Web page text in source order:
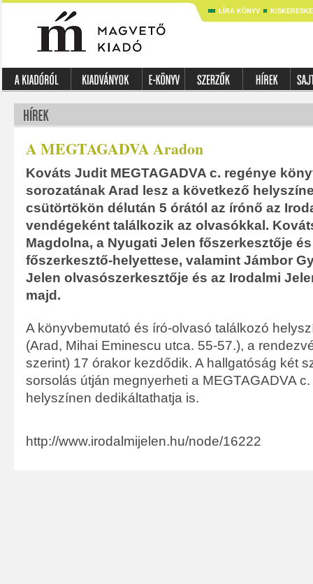
LÍRA KÖNYV
A MEGTAGADVA Aradon
Kováts Judit MEGTAGADVA c. regénye
sorozatának Arad lesz a következő
csütörtökön délután 5 órától az írónő az
vendégeként találkozik az olvasókkal.
Magdolna, a Nyugati Jelen főszerkesztője
főszerkesztő-helyettese, valamint Jámbor
Jelen olvasószerkesztője és az Irodalmi
majd.
A könyvbemutató és író-olvasó találkozó
(Arad, Mihai Eminescu utca. 55-57.), a
szerint) 17 órakor kezdődik. A hallgatóság két
sorsolás útján megnyerheti a MEGTAGADVA
helyszínen dedikáltathatja is.
http://www.irodalmijelen.hu/node/16222